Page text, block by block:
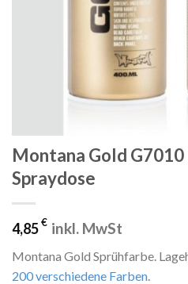
Montana Gold
Spraydose
4,85€ inkl. MwSt
Montana Gold Sprühfarbe.
200 verschiedene Farben.